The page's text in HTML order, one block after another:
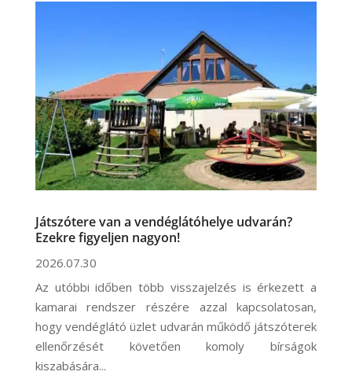
Játszótere van a vendéglátóhelye udvarán?
Ezekre figyeljen nagyon!
2026.07.30
Az utóbbi időben több visszajelzés is érkezett a
kamarai rendszer részére azzal kapcsolatosan,
hogy vendéglátó üzlet udvarán működő játszóterek
ellenőrzését követően komoly bírságok
kiszabására...